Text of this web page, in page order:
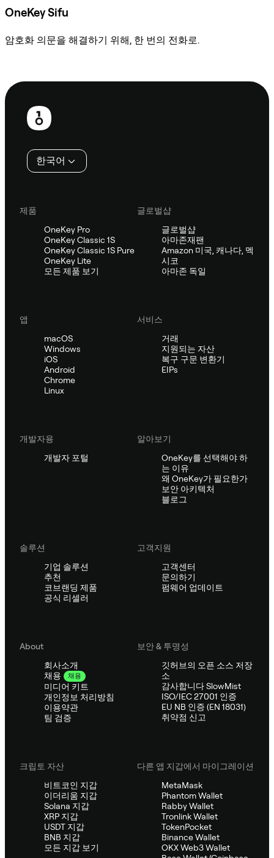
OneKey Sifu
암호화 의문을 해결하기 위해, 한 번의 전화로.
보
한국어
제품
OneKey Pro
OneKey Classic 1S
OneKey Classic 1S Pure
OneKey Lite
모든 제품 보기
글로벌샵
글로벌샵
아마존재팬
Amazon 미국, 캐나다, 멕
시코
아마존 독일
앱
macOS
Windows
iOS
Android
Chrome
Linux
서비스
거래
지원되는 자산
복구 구문 변환기
EIPs
개발자용
개발자 포털
알아보기
OneKey를 선택해야 하
는 이유
왜 OneKey가 필요한가
보안 아키텍처
블로그
솔루션
기업 솔루션
추천
코브랜딩 제품
공식 리셀러
고객지원
고객센터
문의하기
펌웨어 업데이트
About
회사소개
채용
채용
미디어 키트
개인정보 처리방침
이용약관
팀 검증
보안 & 투명성
깃허브의 오픈 소스 저장
소
감사합니다 SlowMist
ISO/IEC 27001 인증
EU NB 인증 (EN 18031)
취약점 신고
크립토 자산
비트코인 지갑
이더리움 지갑
Solana 지갑
XRP 지갑
USDT 지갑
BNB 지갑
모든 지갑 보기
다른 앱 지갑에서 마이그레이션
MetaMask
Phantom Wallet
Rabby Wallet
Tronlink Wallet
TokenPocket
Binance Wallet
OKX Web3 Wallet